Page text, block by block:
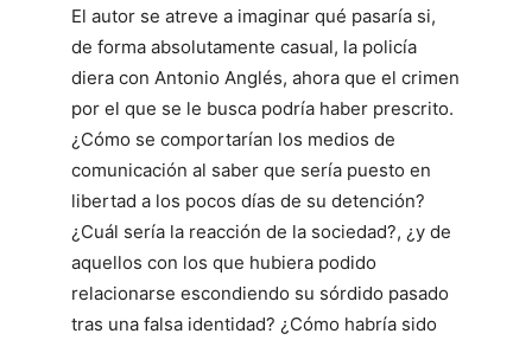
El autor se atreve a imaginar qué pasaría si,
de forma absolutamente casual, la policía
diera con Antonio Anglés, ahora que el crimen
por el que se le busca podría haber prescrito.
¿Cómo se comportarían los medios de
comunicación al saber que sería puesto en
libertad a los pocos días de su detención?
¿Cuál sería la reacción de la sociedad?, ¿y de
aquellos con los que hubiera podido
relacionarse escondiendo su sórdido pasado
tras una falsa identidad? ¿Cómo habría sido